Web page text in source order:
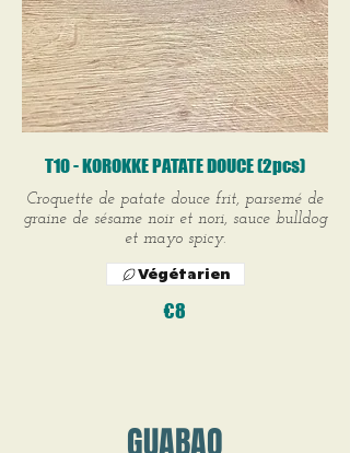
T10 - KOROKKE PATATE DOUCE (2pcs)
Croquette de patate douce frit, parsemé de
graine de sésame noir et nori, sauce bulldog
et mayo spicy.
€8
Végétarien
GUABAO